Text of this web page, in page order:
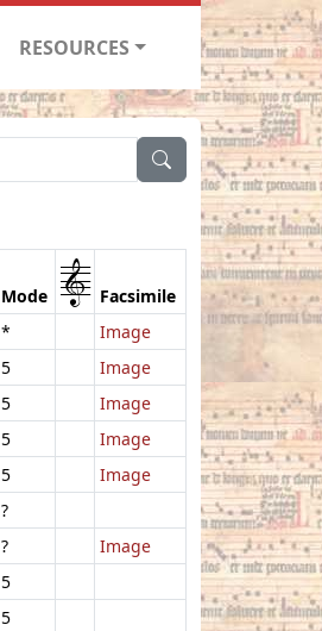
RESOURCES
Mode 1 Facsimile
*
Image
5
Image
5
Image
5
Image
5
Image
?
?
Image
5
5